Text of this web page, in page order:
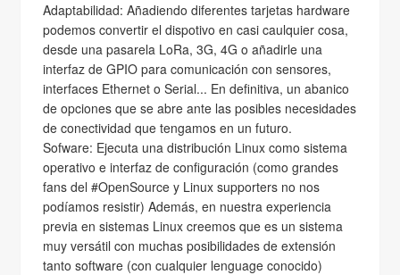
Adaptabilidad: Añadiendo diferentes tarjetas hardware
podemos convertir el dispotivo en casi caulquier cosa,
desde una pasarela LoRa, 3G, 4G o añadirle una
interfaz de GPIO para comunicación con sensores,
interfaces Ethernet o Serial... En definitiva, un abanico
de opciones que se abre ante las posibles necesidades
de conectividad que tengamos en un futuro.
Sofware: Ejecuta una distribución Linux como sistema
operativo e interfaz de configuración (como grandes
fans del #OpenSource y Linux supporters no nos
podíamos resistir) Además, en nuestra experiencia
previa en sistemas Linux creemos que es un sistema
muy versátil con muchas posibilidades de extensión
tanto software (con cualquier lenguage conocido)